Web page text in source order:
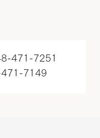
471-7251
7149